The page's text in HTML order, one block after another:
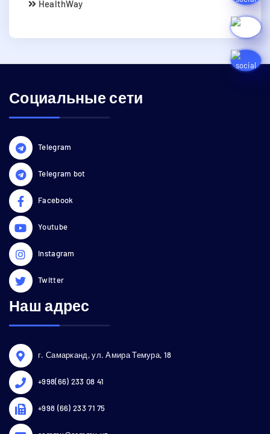
HealthWay
Социальные сети
Telegram
Telegram bot
Facebook
Youtube
Instagram
Twitter
Наш адрес
г. Самарканд, ул. Амира Темура, 18
+998(66) 233 08 41
+998 (66) 233 71 75